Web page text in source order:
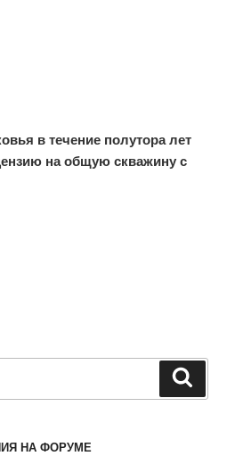
в течение полутора лет
на общую скважину с
НА ФОРУМЕ